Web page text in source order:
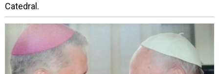
Catedral.